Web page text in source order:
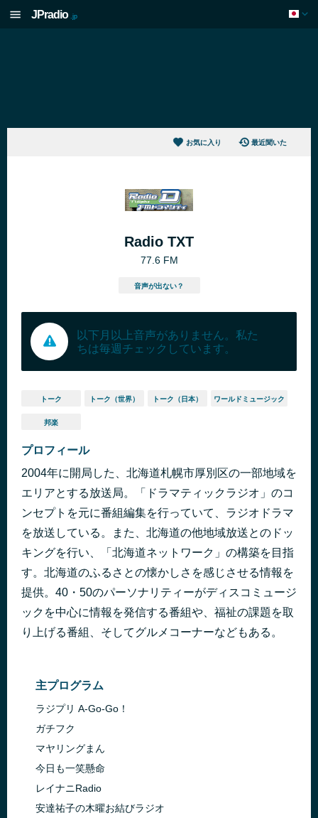
JPradio .jp
お気に入り 最近聞いた
Radio TXT
77.6 FM
音声が出ない？
以下月以上音声がありません。私た
ちは毎週チェックしています。
トーク トーク（世界） トーク（日本） ワールドミュージック
邦楽
プロフィール
2004年に開局した、北海道札幌市厚別区の一部地域を
エリアとする放送局。「ドラマティックラジオ」のコ
ンセプトを元に番組編集を行っていて、ラジオドラマ
を放送している。また、北海道の他地域放送とのドッ
キングを行い、「北海道ネットワーク」の構築を目指
す。北海道のふるさとの懐かしさを感じさせる情報を
提供。40・50のパーソナリティーがディスコミュージ
ックを中心に情報を発信する番組や、福祉の課題を取
り上げる番組、そしてグルメコーナーなどもある。
主プログラム
ラジプリ A-Go-Go！
ガチフク
マヤリングまん
今日も一笑懸命
レイナニRadio
安達祐子の木曜お結びラジオ